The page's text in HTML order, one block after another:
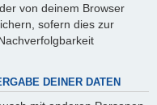
von deinem Browser
sofern dies zur
DEINER DATEN